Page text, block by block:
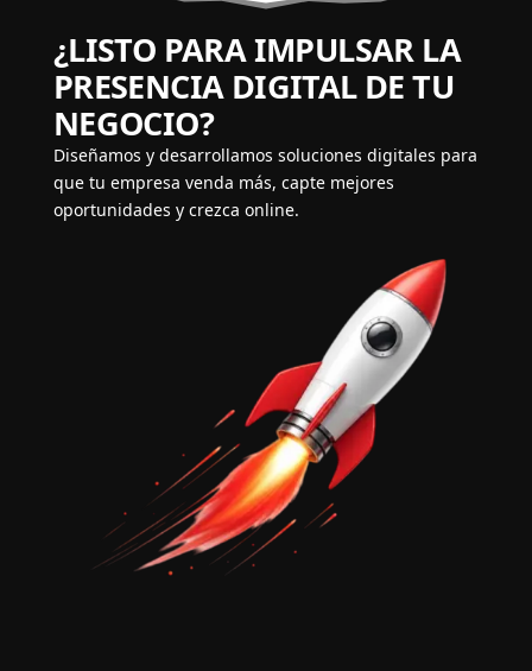
¿LISTO PARA IMPULSAR LA
PRESENCIA DIGITAL DE TU
NEGOCIO?
Diseñamos y desarrollamos soluciones digitales para
que tu empresa venda más, capte mejores
oportunidades y crezca online.